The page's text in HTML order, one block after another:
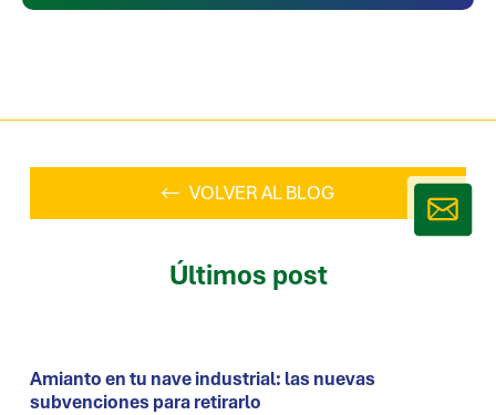
VOLVER AL BLOG
Últimos post
Amianto en tu nave industrial: las nuevas
subvenciones para retirarlo